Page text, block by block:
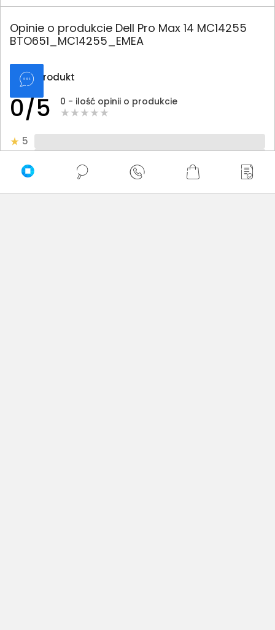
Opinie o produkcie Dell Pro Max 14 MC14255
BTO651_MC14255_EMEA
Oceń produkt
0/5 0 - ilość opinii o produkcie
5
3